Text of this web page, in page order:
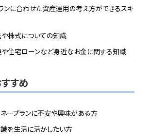
ンに合わせた資産運用の考え方ができるスキ
株式についての知識
住宅ローンなど身近なお金に関する知識
すめ
ープランに不安や興味がある方
を生活に活かしたい方